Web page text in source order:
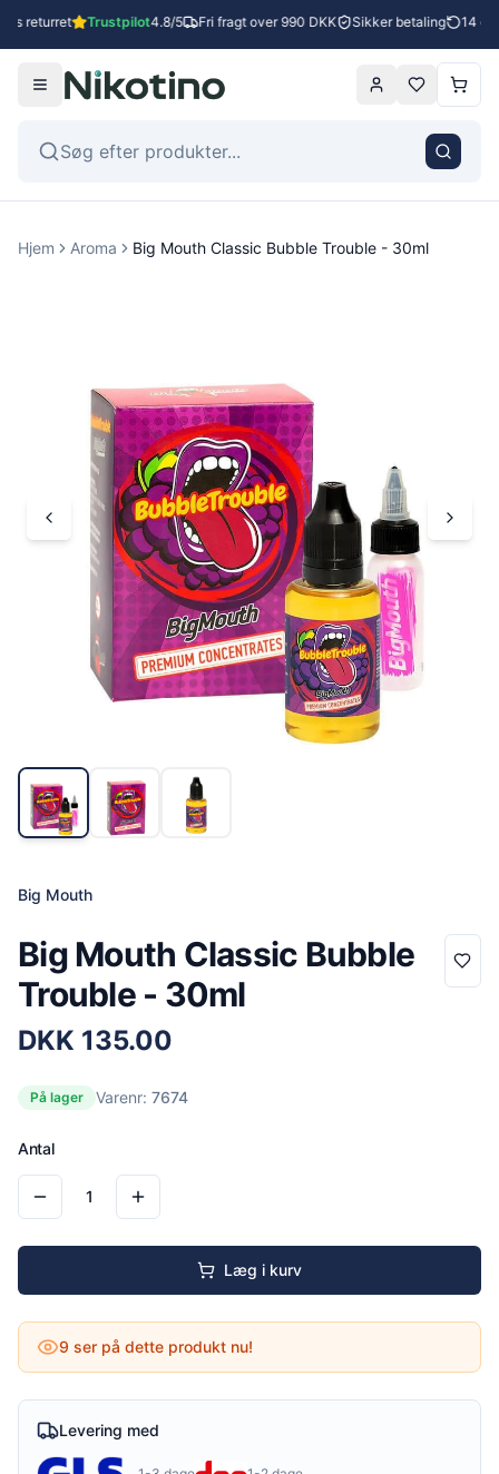
returret Trustpilot4.8/5 Fri fragt over 990 DKK Sikker betaling 14
Hjem Aroma Big Mouth Classic Bubble Trouble - 30ml
Big Mouth
Big Mouth Classic Bubble
Trouble - 30ml
DKK 135.00
På lager Varenr: 7674
Antal
1
Læg i kurv
9 ser på dette produkt nu!
Levering med